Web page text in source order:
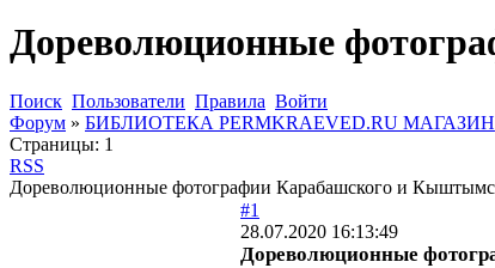
Дореволюционные
Поиск Пользователи Правила Войти
Форум » БИБЛИОТЕКА PERMKRAEVED.RU МАГАЗИН
Страницы: 1
RSS
Дореволюционные фотографии Карабашского и
#1
28.07.2020 16:13:49
Дореволюционные